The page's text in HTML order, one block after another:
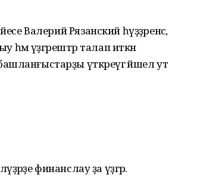
Валерий Рязанский һүҙҙәренсә,
һәм үҙгәрештәр талап иткән
үткәреүгә йәшел ут
финанслау ҙа үҙгәрә.